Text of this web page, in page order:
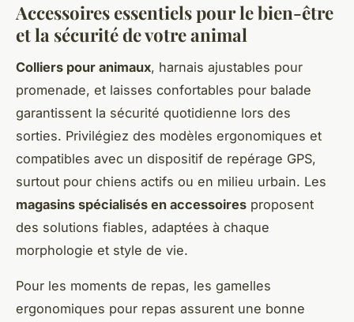
Accessoires essentiels pour le bien-être
et la sécurité de votre animal
Colliers pour animaux, harnais ajustables pour
promenade, et laisses confortables pour balade
garantissent la sécurité quotidienne lors des
sorties. Privilégiez des modèles ergonomiques et
compatibles avec un dispositif de repérage GPS,
surtout pour chiens actifs ou en milieu urbain. Les
magasins spécialisés en accessoires proposent
des solutions fiables, adaptées à chaque
morphologie et style de vie.
Pour les moments de repas, les gamelles
ergonomiques pour repas assurent une bonne